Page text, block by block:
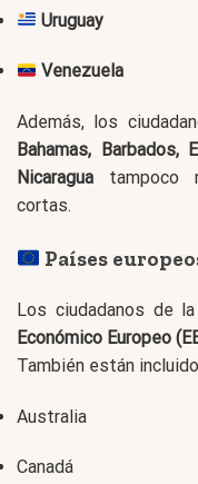
Uruguay
Venezuela
Además, los
Bahamas, Barbados,
Nicaragua tampoco
cortas.
Países
Los ciudadanos de
Económico Europeo
También están
Australia
Canadá